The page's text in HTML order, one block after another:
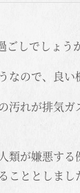
しでしょうか
ので、良い
汚れが排気
類が嫌悪す
ととしまし